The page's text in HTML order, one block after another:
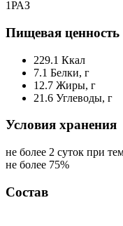
1РАЗ
Пищевая
229.1 Ккал
7.1 Белки, г
12.7 Жиры, г
21.6 Углеводы, г
Условия хранения
не более 2 суток при
не более 75%
Состав